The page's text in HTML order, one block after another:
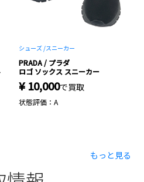
シューズ /スニーカー
PRADA / プラダ
ロゴ ソックス スニーカー
¥ 10,000で買取
状態評価：A
もっと見る